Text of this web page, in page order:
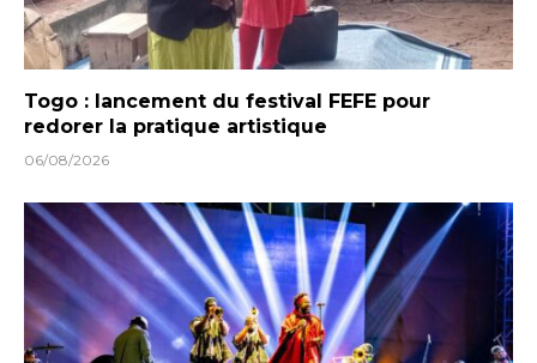
Togo : lancement du festival FEFE pour
redorer la pratique artistique
06/08/2026